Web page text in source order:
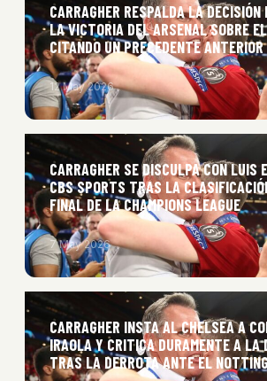
CARRAGHER RESPALDA LA DECISIÓN
LA VICTORIA DEL ARSENAL SOBRE
CITANDO UN PRECEDENTE ANTERIOR
12 May 2026
CARRAGHER SE DISCULPA CON LUIS
CBS SPORTS TRAS LA
FINAL DE LA CHAMPIONS LEAGUE
7 May 2026
CARRAGHER INSTA AL CHELSEA A
IRAOLA Y CRITICA DURAMENTE A LA
TRAS LA DERROTA ANTE EL